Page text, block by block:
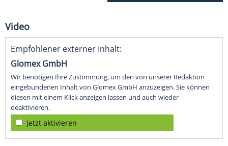
Video
Empfohlener externer Inhalt:
Glomex GmbH
Wir benötigen Ihre Zustimmung, um den von unserer Redaktion
eingebundenen Inhalt von Glomex GmbH anzuzeigen. Sie können
diesen mit einem Klick anzeigen lassen und auch wieder
deaktivieren.
jetzt aktivieren